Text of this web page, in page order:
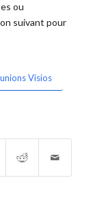
ou
suivant pour
Visios